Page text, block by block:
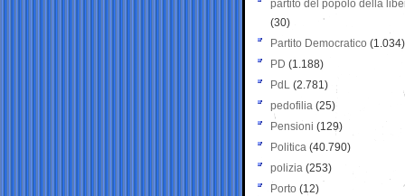
partito del popolo della
(30)
Partito Democratico (1.034)
PD (1.188)
PdL (2.781)
pedofilia (25)
Pensioni (129)
Politica (40.790)
polizia (253)
Porto (12)